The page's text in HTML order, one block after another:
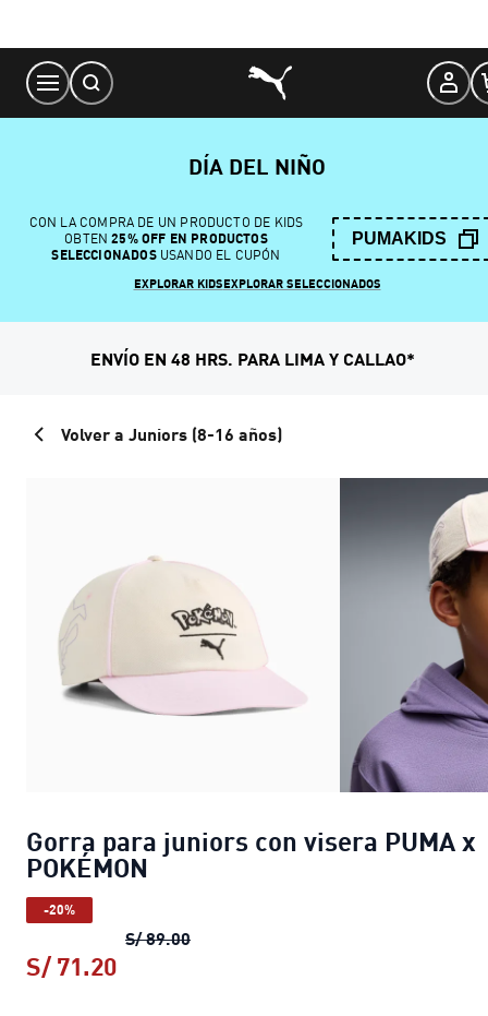
Content
DÍA DEL NIÑO
CON LA COMPRA DE UN PRODUCTO DE KIDS
OBTEN 25% OFF EN PRODUCTOS
SELECCIONADOSUSANDO EL CUPÓN
PUMAKIDS
EXPLORAR KIDSEXPLORAR SELECCIONADOS
ENVÍO EN 48 HRS. PARA LIMA Y CALLAO*
Volver a Juniors (8-16 años)
Gorra para juniors con visera PUMA x
POKÉMON
-20%
S/ 89.00Gorra para juniors con visera PUMA x
S/ 71.20